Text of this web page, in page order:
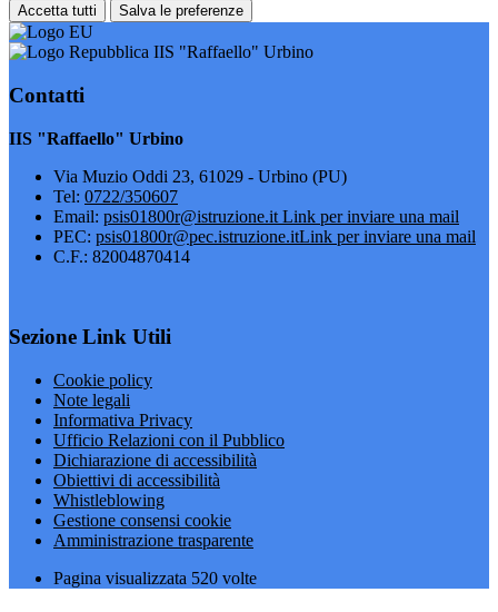
Accetta tutti Salva le preferenze
IIS "Raffaello" Urbino
Contatti
IIS "Raffaello" Urbino
Via Muzio Oddi 23, 61029 - Urbino (PU)
Tel: 0722/350607
Email: psis01800r@istruzione.it Link per inviare una mail
PEC: psis01800r@pec.istruzione.itLink per inviare una mail
C.F.: 82004870414
Sezione Link Utili
Cookie policy
Note legali
Informativa Privacy
Ufficio Relazioni con il Pubblico
Dichiarazione di accessibilità
Obiettivi di accessibilità
Whistleblowing
Gestione consensi cookie
Amministrazione trasparente
Pagina visualizzata 520 volte